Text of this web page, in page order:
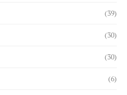
(39)
(30)
(30)
(6)